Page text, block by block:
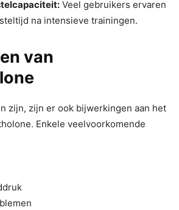
Veel gebruikers ervaren
na intensieve trainingen.
van
zijn, zijn er ook bijwerkingen aan het
Enkele veelvoorkomende